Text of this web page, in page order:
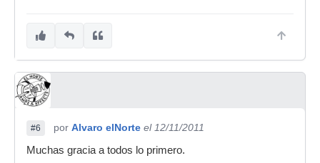
#6 por Alvaro elNorte el 12/11/2011
Muchas gracia a todos lo primero.